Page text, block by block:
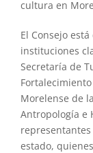
cultura en
El Consejo
instituciones
Secretaría de
Morelense de
Antropología e
estado,